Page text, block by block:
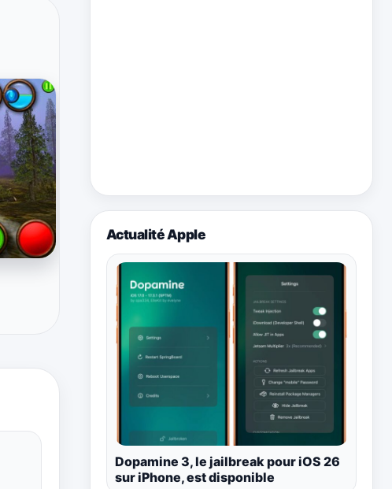
Actualité Apple
Dopamine 3, le jailbreak pour iOS 26
sur iPhone, est disponible